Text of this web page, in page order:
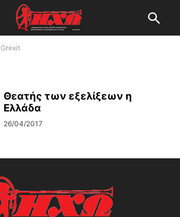
Grexit
Θεατής των εξελίξεων η
Ελλάδα
26/04/2017